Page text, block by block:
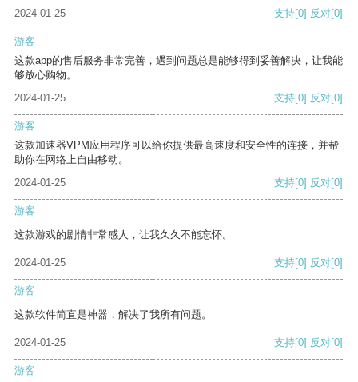
2024-01-25 支持[0] 反对[0]
游客
这款app的售后服务非常完善，遇到问题总是能够得到妥善解决，让我能
够放心购物。
2024-01-25
支持[0] 反对[0]
游客
这款加速器VPM应用程序可以给你提供最高速度和安全性的连接，并帮
助你在网络上自由移动。
2024-01-25
支持[0] 反对[0]
游客
这款游戏的剧情非常感人，让我久久不能忘怀。
2024-01-25 支持[0] 反对[0]
游客
这款软件简直是神器，解决了我所有问题。
2024-01-25 支持[0] 反对[0]
游客